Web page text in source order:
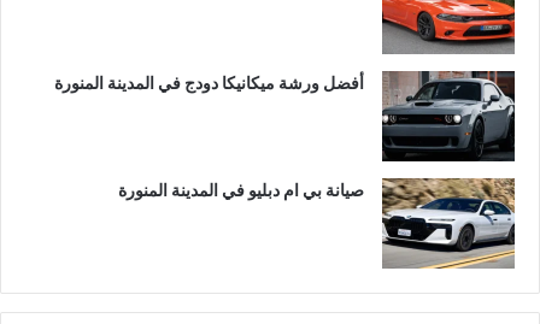
أفضل ورشة ميكانيكا دودج في المدينة المنورة
صيانة بي ام دبليو في المدينة المنورة